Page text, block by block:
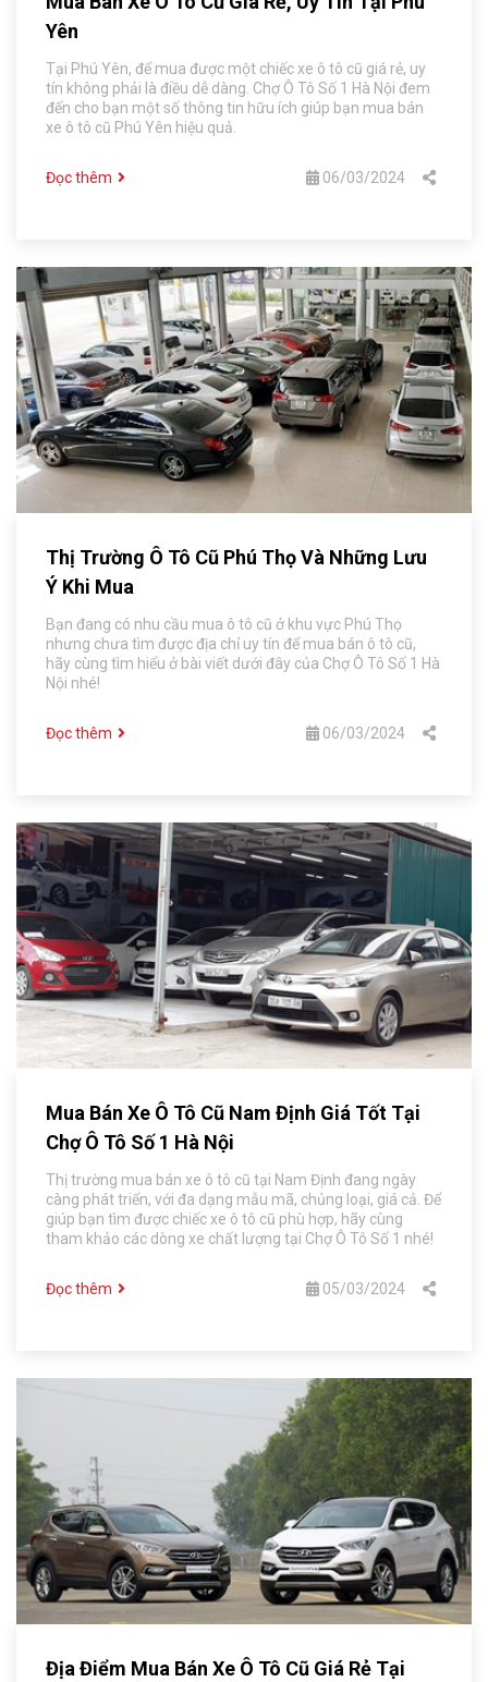
Yên
Tại Phú Yên, để mua được một chiếc xe ô tô cũ giá rẻ, uy
tín không phải là điều dễ dàng. Chợ Ô Tô Số 1 Hà Nội đem
đến cho bạn một số thông tin hữu ích giúp bạn mua bán
xe ô tô cũ Phú Yên hiệu quả.
Đọc thêm 06/03/2024
Thị Trường Ô Tô Cũ Phú Thọ Và Những Lưu
Ý Khi Mua
Bạn đang có nhu cầu mua ô tô cũ ở khu vực Phú Thọ
nhưng chưa tìm được địa chỉ uy tín để mua bán ô tô cũ,
hãy cùng tìm hiểu ở bài viết dưới đây của Chợ Ô Tô Số 1 Hà
Nội nhé!
Đọc thêm 06/03/2024
Mua Bán Xe Ô Tô Cũ Nam Định Giá Tốt Tại
Chợ Ô Tô Số 1 Hà Nội
Thị trường mua bán xe ô tô cũ tại Nam Định đang ngày
càng phát triển, với đa dạng mẫu mã, chủng loại, giá cả. Để
giúp bạn tìm được chiếc xe ô tô cũ phù hợp, hãy cùng
tham khảo các dòng xe chất lượng tại Chợ Ô Tô Số 1 nhé!
Đọc thêm 05/03/2024
Địa Điểm Mua Bán Xe Ô Tô Cũ Giá Rẻ Tại